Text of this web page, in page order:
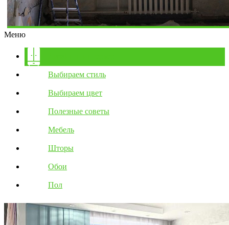
Меню
Выбираем стиль
Выбираем цвет
Полезные советы
Мебель
Шторы
Обои
Пол